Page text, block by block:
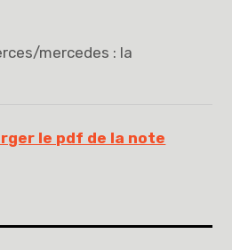
mercedes : la
le pdf de la note